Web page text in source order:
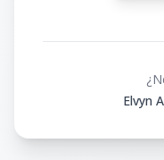
Elvyn